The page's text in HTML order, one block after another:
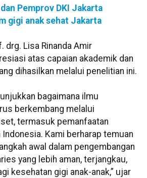
dan Pemprov DKI Jakarta
gigi anak sehat Jakarta
drg. Lisa Rinanda Amir
atas capaian akademik dan
dihasilkan melalui penelitian ini.
bagaimana ilmu
berkembang melalui
termasuk pemanfaatan
Kami berharap temuan
awal dalam pengembangan
yang lebih aman, terjangkau,
kesehatan gigi anak-anak,” ujar